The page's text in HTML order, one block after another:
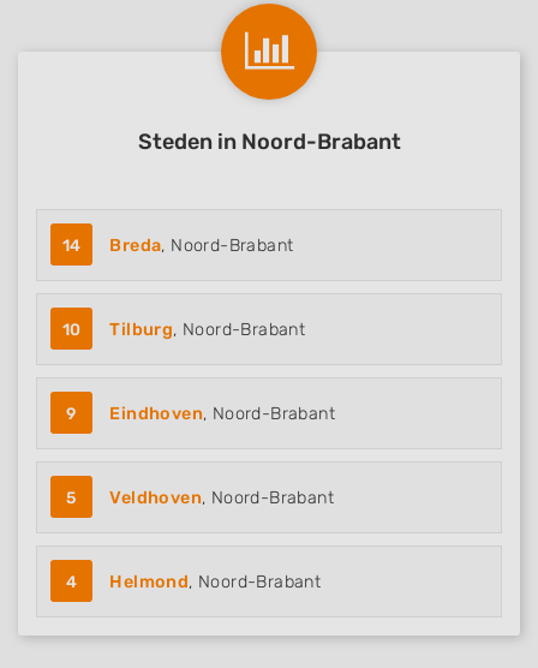
Steden in Noord-Brabant
14 Breda, Noord-Brabant
10 Tilburg, Noord-Brabant
9 Eindhoven, Noord-Brabant
5 Veldhoven, Noord-Brabant
4 Helmond, Noord-Brabant